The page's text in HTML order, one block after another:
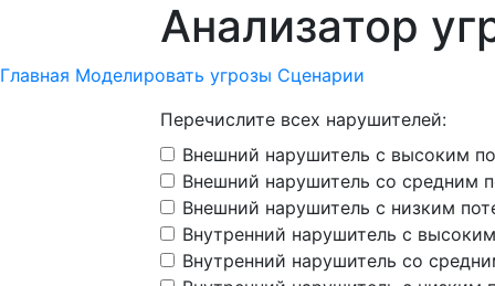
Анализатор
Главная Моделировать угрозы Сценарии
Перечислите всех нарушителей:
Внешний нарушитель с высоким
Внешний нарушитель со средним
Внешний нарушитель с низким
Внутренний нарушитель с
Внутренний нарушитель со